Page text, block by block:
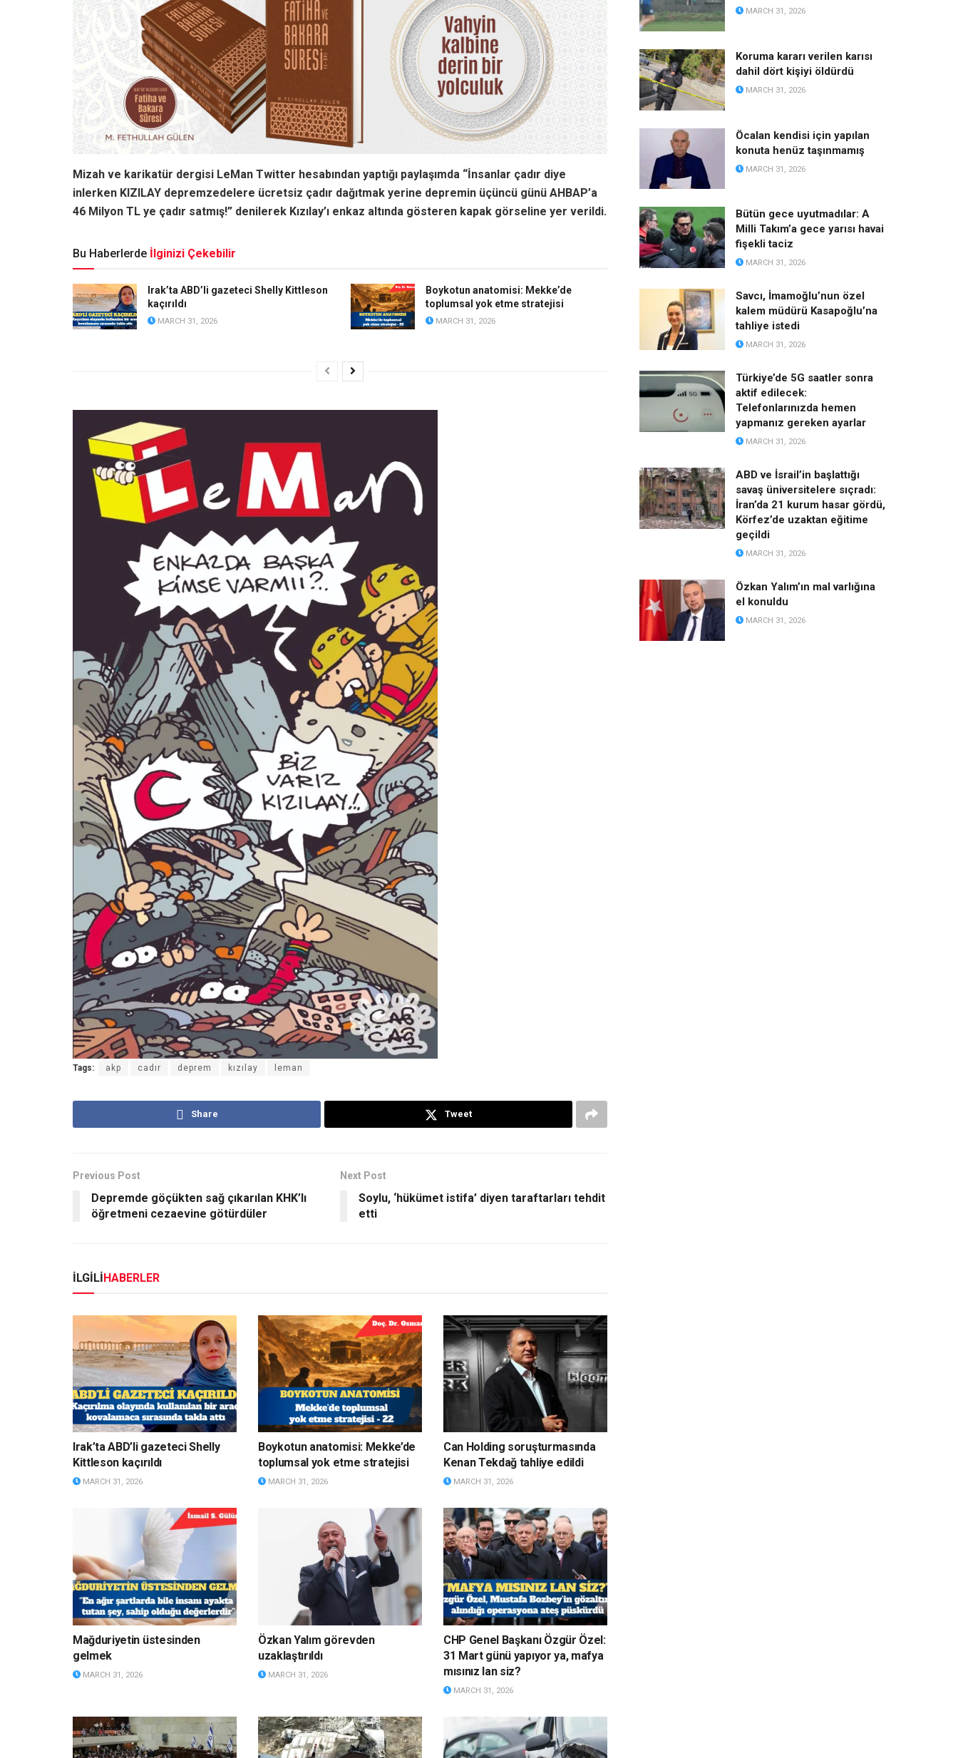
Mizah ve karikatür dergisi LeMan Twitter hesabından yaptığı paylaşımda “İnsanlar çadır diye
inlerken KIZILAY depremzedelere ücretsiz çadır dağıtmak yerine depremin üçüncü günü AHBAP’a
46 Milyon TL ye çadır satmış!” denilerek Kızılay’ı enkaz altında gösteren kapak görseline yer verildi.
Bu Haberlerde İlginizi Çekebilir
Irak’ta ABD’li gazeteci Shelly Kittleson
kaçırıldı
MARCH 31, 2026
Boykotun anatomisi: Mekke’de
toplumsal yok etme stratejisi
MARCH 31, 2026
Tags: akp cadır deprem kızılay leman
Share Tweet
Previous Post
Depremde göçükten sağ çıkarılan KHK’lı
öğretmeni cezaevine götürdüler
Next Post
Soylu, ‘hükümet istifa’ diyen taraftarları tehdit
etti
İLGİLİHABERLER
Irak’ta ABD’li gazeteci Shelly
Kittleson kaçırıldı
MARCH 31, 2026
Boykotun anatomisi: Mekke’de
toplumsal yok etme stratejisi
MARCH 31, 2026
Can Holding soruşturmasında
Kenan Tekdağ tahliye edildi
MARCH 31, 2026
Mağduriyetin üstesinden
gelmek
MARCH 31, 2026
Özkan Yalım görevden
uzaklaştırıldı
MARCH 31, 2026
CHP Genel Başkanı Özgür Özel:
31 Mart günü yapıyor ya, mafya
mısınız lan siz?
MARCH 31, 2026
MARCH 31, 2026
Koruma kararı verilen karısı
dahil dört kişiyi öldürdü
MARCH 31, 2026
Öcalan kendisi için yapılan
konuta henüz taşınmamış
MARCH 31, 2026
Bütün gece uyutmadılar: A
Milli Takım’a gece yarısı havai
fişekli taciz
MARCH 31, 2026
Savcı, İmamoğlu’nun özel
kalem müdürü Kasapoğlu’na
tahliye istedi
MARCH 31, 2026
Türkiye’de 5G saatler sonra
aktif edilecek:
Telefonlarınızda hemen
yapmanız gereken ayarlar
MARCH 31, 2026
ABD ve İsrail’in başlattığı
savaş üniversitelere sıçradı:
İran’da 21 kurum hasar gördü,
Körfez’de uzaktan eğitime
geçildi
MARCH 31, 2026
Özkan Yalım’ın mal varlığına
el konuldu
MARCH 31, 2026